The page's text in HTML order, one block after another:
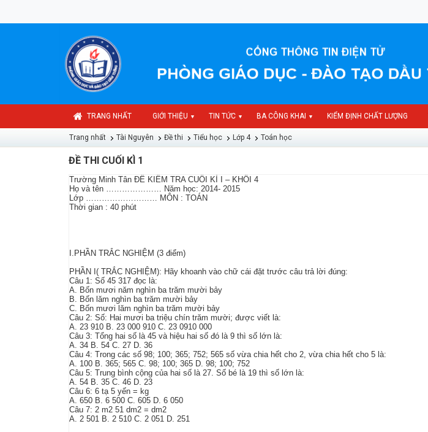
TRANG NHẤT GIỚI THIỆU ▼ TIN TỨC ▼ BA CÔNG KHAI ▼ KIỂM ĐỊNH CHẤT LƯỢNG
Trang nhất Tài Nguyên Đề thi Tiểu học Lớp 4 Toán học
ĐỀ THI CUỐI KÌ 1
Trường Minh Tân ĐỀ KIỂM TRA CUỐI KÌ I – KHỐI 4
Họ và tên ………………… Năm học: 2014- 2015
Lớp ……………………… MÔN : TOÁN
Thời gian : 40 phút
I.PHẦN TRẮC NGHIỆM (3 điểm)
PHẦN I( TRẮC NGHIỆM): Hãy khoanh vào chữ cái đặt trước câu trả lời đúng:
Câu 1: Số 45 317 đọc là:
A. Bốn mươi năm nghìn ba trăm mười bảy
B. Bốn lăm nghìn ba trăm mười bảy
C. Bốn mươi lăm nghìn ba trăm mười bảy
Câu 2: Số: Hai mươi ba triệu chín trăm mười; được viết là:
A. 23 910 B. 23 000 910 C. 23 0910 000
Câu 3: Tổng hai số là 45 và hiệu hai số đó là 9 thì số lớn là:
A. 34 B. 54 C. 27 D. 36
Câu 4: Trong các số 98; 100; 365; 752; 565 số vừa chia hết cho 2, vừa chia hết cho 5 là:
A. 100 B. 365; 565 C. 98; 100; 365 D. 98; 100; 752
Câu 5: Trung bình cộng của hai số là 27. Số bé là 19 thì số lớn là:
A. 54 B. 35 C. 46 D. 23
Câu 6: 6 tạ 5 yến = kg
A. 650 B. 6 500 C. 605 D. 6 050
Câu 7: 2 m2 51 dm2 = dm2
A. 2 501 B. 2 510 C. 2 051 D. 251